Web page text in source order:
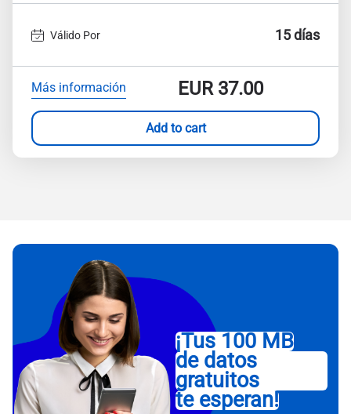
Válido Por 15 días
Más información EUR37.00
Add to cart
¡Tus 100 MB
de datos
gratuitos
te esperan!